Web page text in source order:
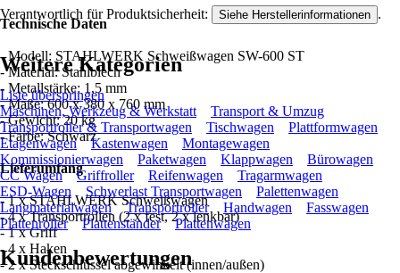
Technische Daten
- Modell: STAHLWERK Schweißwagen SW-600 ST
- Material: Stahlblech
- Metallstärke: 1,5 mm
- Maße: 600 x 380 x 760 mm
- Gewicht: 20 kg
- Farbe: Schwarz
Lieferumfang
- 1 x STAHLWERK Schweißwagen
- 4 x Transportrollen (2 x fest, 2 x lenkbar)
- 1 x Griff
- 4 x Haken
- 2 x Steckschlüssel abgewinkelt (innen/außen)
Verantwortlich für Produktsicherheit: Siehe Herstellerinformationen .
Weitere Kategorien
Liste überspringen
Maschinen, Werkzeug & Werkstatt
Transport & Umzug
Transportroller & Transportwagen
Tischwagen
Plattformwagen
Etagenwagen
Kastenwagen
Montagewagen
Kommissionierwagen
Paketwagen Klappwagen
Bürowagen
CC Wagen
Griffroller Reifenwagen
Tragarmwagen
ESD-Wagen
Schwerlast Transportwagen
Palettenwagen
Langmaterialwagen
Transportroller Handwagen
Fasswagen
Plattenroller
Plattenständer Plattenwagen
Kundenbewertungen